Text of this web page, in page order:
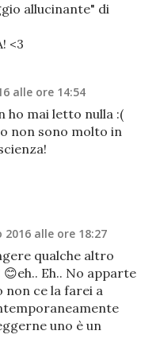
allucinante" di
<3
alle ore 14:54
ho mai letto nulla :(
non sono molto in
2016 alle ore 18:27
qualche altro
Eh.. No apparte
non ce la farei a
uno è un